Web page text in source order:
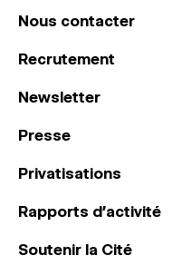
Nous contacter
Recrutement
Newsletter
Presse
Privatisations
Rapports d’activité
Soutenir la Cité